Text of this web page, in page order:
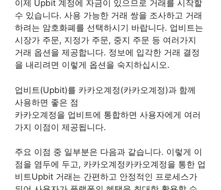
이제 Upbit 계정에 자금이 있으므로 거래를 시작할
수 있습니다. 사용 가능한 거래 쌍을 조사하고 거래
하려는 암호화폐를 선택하시기 바랍니다. 업비트는
시장가 주문, 지정가 주문, 중지 주문 등 여러가지
거래 옵션을 제공합니다. 정보에 입각한 거래 결정
을 내리려면 이렇게 옵션을 숙지하십시오.
업비트(Upbit)를 카카오계정(카카오계정)과 함께
사용하면 좋은 점
카카오계정을 업비트에 통합하면 사용자에게 여러
가지 이점이 제공됩니다.
주요 이점 중 일부분은 다음과 같습니다. 이렇게 이
점을 염두에 두고, 카카오계정카카오계정을 통한 업
비트Upbit 거래는 간편하고 안정적인 프로세스가